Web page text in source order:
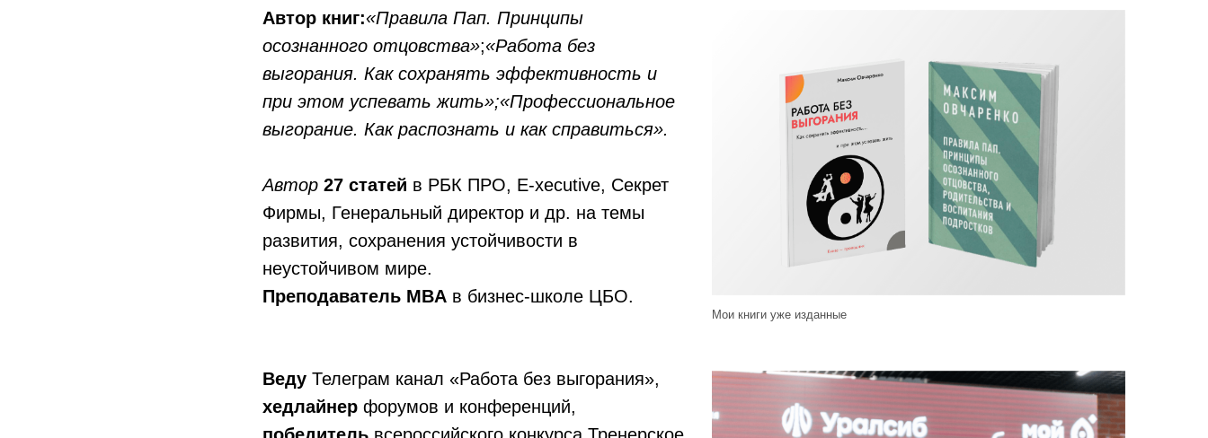
Мои книги уже изданные
Автор книг:«Правила Пап. Принципы
осознанного отцовства»;«Работа без
выгорания. Как сохранять эффективность и
при этом успевать жить»;«Профессиональное
выгорание. Как распознать и как справиться».
Автор 27 статей в РБК ПРО, Е-xecutive, Секрет
Фирмы, Генеральный директор и др. на темы
развития, сохранения устойчивости в
неустойчивом мире.
Преподаватель MBA в бизнес-школе ЦБО.
Веду Телеграм канал «Работа без выгорания»,
хедлайнер форумов и конференций,